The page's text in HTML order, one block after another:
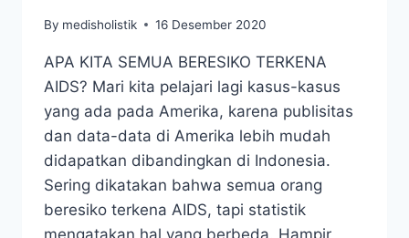
By medisholistik 16 Desember 2020
APA KITA SEMUA BERESIKO TERKENA
AIDS? Mari kita pelajari lagi kasus-kasus
yang ada pada Amerika, karena publisitas
dan data-data di Amerika lebih mudah
didapatkan dibandingkan di Indonesia.
Sering dikatakan bahwa semua orang
beresiko terkena AIDS, tapi statistik
mengatakan hal yang berbeda. Hampir